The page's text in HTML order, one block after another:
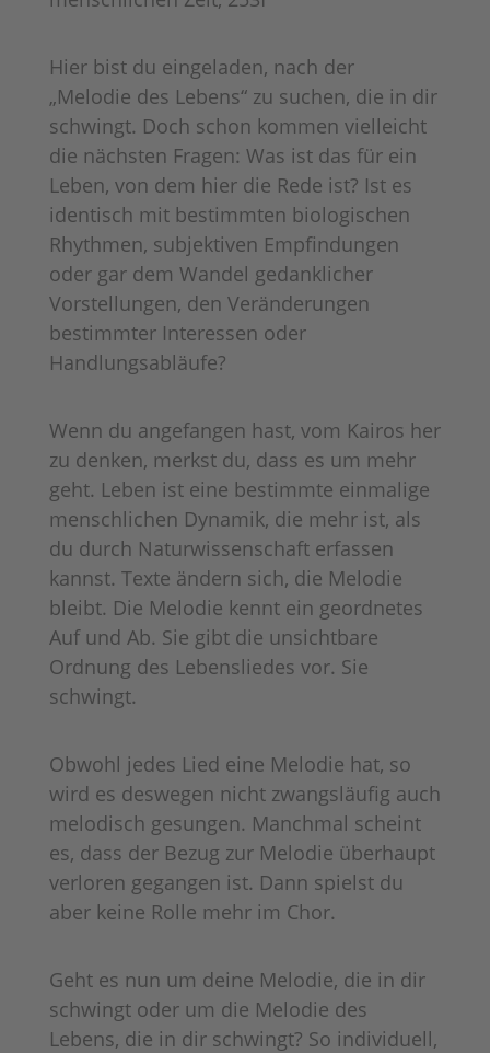
Hier bist du eingeladen, nach der
„Melodie des Lebens“ zu suchen, die in dir
schwingt. Doch schon kommen vielleicht
die nächsten Fragen: Was ist das für ein
Leben, von dem hier die Rede ist? Ist es
identisch mit bestimmten biologischen
Rhythmen, subjektiven Empfindungen
oder gar dem Wandel gedanklicher
Vorstellungen, den Veränderungen
bestimmter Interessen oder
Handlungsabläufe?
Wenn du angefangen hast, vom Kairos her
zu denken, merkst du, dass es um mehr
geht. Leben ist eine bestimmte einmalige
menschlichen Dynamik, die mehr ist, als
du durch Naturwissenschaft erfassen
kannst. Texte ändern sich, die Melodie
bleibt. Die Melodie kennt ein geordnetes
Auf und Ab. Sie gibt die unsichtbare
Ordnung des Lebensliedes vor. Sie
schwingt.
Obwohl jedes Lied eine Melodie hat, so
wird es deswegen nicht zwangsläufig auch
melodisch gesungen. Manchmal scheint
es, dass der Bezug zur Melodie überhaupt
verloren gegangen ist. Dann spielst du
aber keine Rolle mehr im Chor.
Geht es nun um deine Melodie, die in dir
schwingt oder um die Melodie des
Lebens, die in dir schwingt? So individuell,